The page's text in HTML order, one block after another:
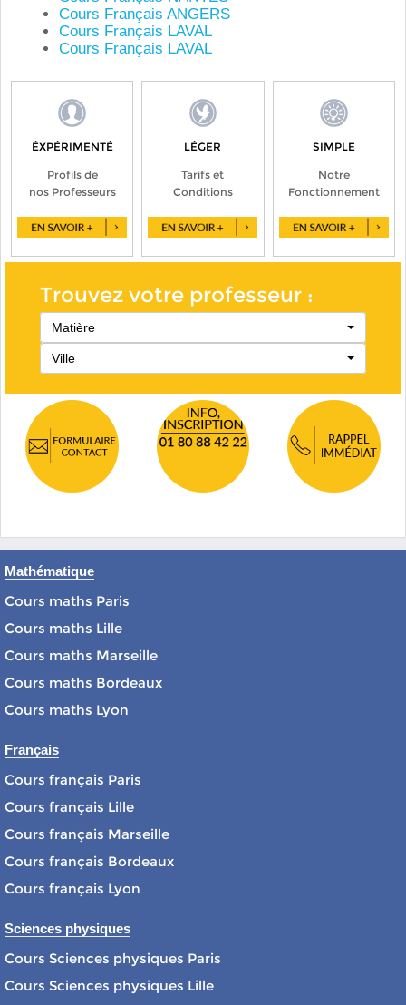
Cours Français ANGERS
Cours Français LAVAL
Cours Français LAVAL
ÉXPÉRIMENTÉ
Profils de
nos Professeurs
LÉGER
Tarifs et
Conditions
SIMPLE
Notre
Fonctionnement
Trouvez votre professeur :
Matière
Ville
Mathématique
Cours maths Paris
Cours maths Lille
Cours maths Marseille
Cours maths Bordeaux
Cours maths Lyon
Français
Cours français Paris
Cours français Lille
Cours français Marseille
Cours français Bordeaux
Cours français Lyon
Sciences physiques
Cours Sciences physiques Paris
Cours Sciences physiques Lille